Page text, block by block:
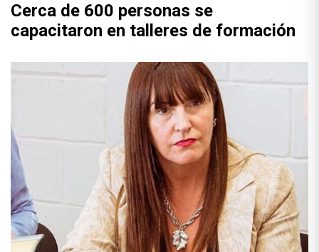
Cerca de 600 personas se
capacitaron en talleres de formación